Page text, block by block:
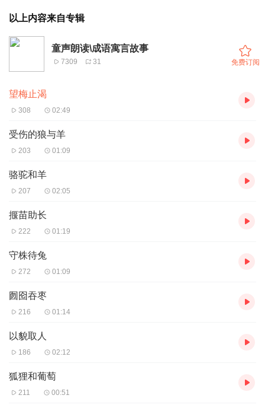
来向导，悄悄问他：“这附近可有水源？”向导摇摇头说：“泉水在山
行，时间来不及。”他看了看前边的树林，沉思了一会儿，对向导
说：“你什么也别说，我来想办法。”他知道此刻即使下命令要求部队
加快速度也无济于事。脑筋一转，办法来了，他一夹马肚子，快速
梅林，那里的梅子又大又好吃，我们快点赶路，绕过这个山丘就到
梅林了！”士兵们一听，仿佛已经吃到嘴里，精神大振，步伐不由得
望梅止渴的意思是：原意是梅子酸，人想吃梅子就会流涎，因而止
渴。后比喻愿望无法实现，用空想安慰自己。
以上内容来自专辑
童声朗读\成语寓言故事
7309 31 免费订阅
望梅止渴
308 02:49
受伤的狼与羊
203 01:09
骆驼和羊
207 02:05
揠苗助长
222 01:19
守株待兔
272 01:09
囫囵吞枣
216 01:14
以貌取人
186 02:12
狐狸和葡萄
211 00:51